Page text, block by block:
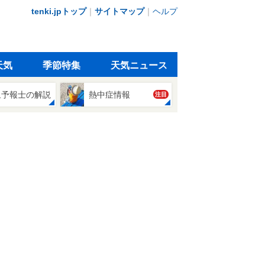
tenki.jpトップ｜ サイトマップ｜ ヘルプ
気 季節特集 天気ニュース
報士の解説 熱中症情報 注目